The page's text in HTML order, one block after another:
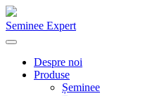
Seminee Expert
Despre noi
Produse
Șeminee